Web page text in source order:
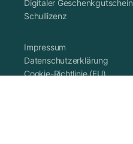
Digitaler Geschenkgutschein
Schullizenz
Impressum
Datenschutzerklärung
Cookie-Richtlinie (EU)